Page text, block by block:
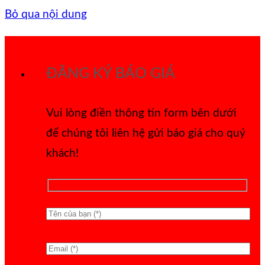
Bỏ qua nội dung
ĐĂNG KÝ BÁO GIÁ
Vui lòng điền thông tin form bên dưới
để chúng tôi liên hệ gửi báo giá cho quý
khách!